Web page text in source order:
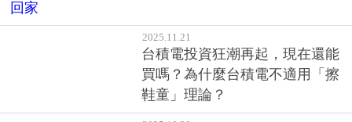
2025.10.30
心中有夢? 別再空想！用10個方
法，讓「完成夢想之日」從今天
開始倒數
2025.07.29